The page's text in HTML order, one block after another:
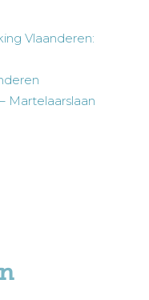
Vlaanderen:
Martelaarslaan